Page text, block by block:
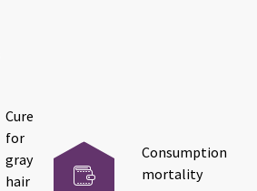
Cure
for
gray
hair
Consumption
mortality